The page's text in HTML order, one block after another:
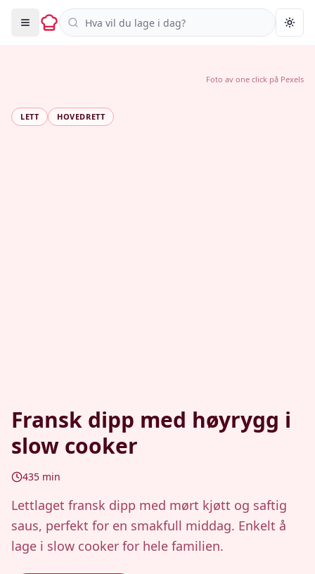
Søk i oppskrifter
LETT HOVEDRETT
Fransk dipp med høyrygg i
slow cooker
435 min
Lettlaget fransk dipp med mørt kjøtt og saftig
saus, perfekt for en smakfull middag. Enkelt å
lage i slow cooker for hele familien.
Foto av one click på Pexels